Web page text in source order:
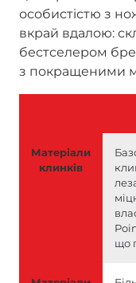
особистістю з
вкрай вдалою:
бестселером
з покращеними
Матеріали
клинків
що